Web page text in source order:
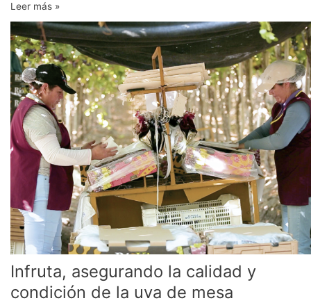
Leer más »
Infruta, asegurando la calidad y
condición de la uva de mesa
Infruta,
asegurando
la
calidad
y
condición
de
la
uva